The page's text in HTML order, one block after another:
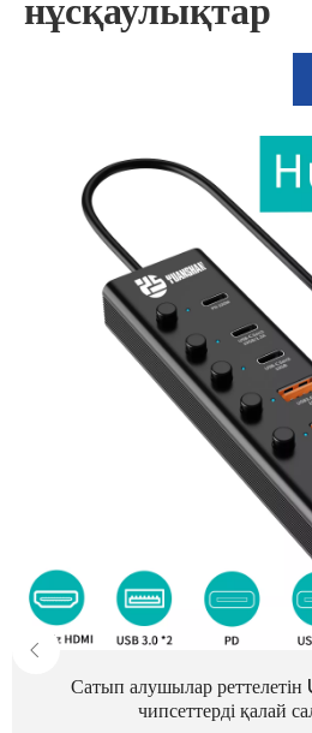
нұсқаулықтар
Сатып алушылар реттелетін
чипсеттерді қалай